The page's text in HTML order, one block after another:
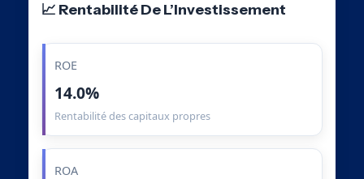
📈 Rentabilité De L’Investissement
ROE
14.0%
Rentabilité des capitaux propres
ROA